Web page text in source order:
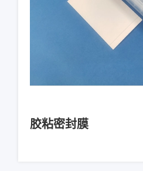
胶粘密封膜